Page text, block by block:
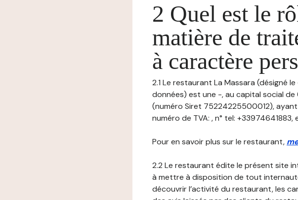
2 Quel est le
matière de
à caractère
2.1 Le restaurant La Massara (désigné
données) est une -, au capital social de
(numéro Siret 75224225500012),
numéro de TVA: , n° tel:
Pour en savoir plus sur le restaurant,
2.2 Le restaurant édite le présent site
à mettre à disposition de tout
découvrir l’activité du restaurant, les